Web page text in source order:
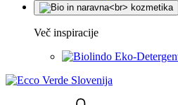
Več inspiracije
Eko-